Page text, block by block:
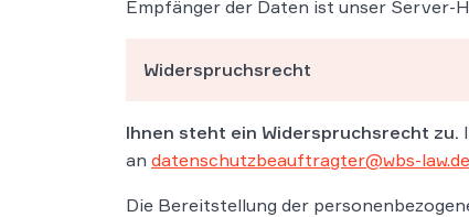
Empfänger der Daten ist unser Server-
Widerspruchsrecht
Ihnen steht ein Widerspruchsrecht zu.
an datenschutzbeauftragter@wbs-law.de
Die Bereitstellung der